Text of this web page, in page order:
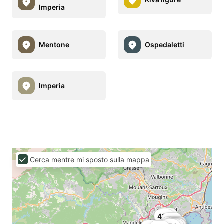
Imperia
Mentone Ospedaletti
Imperia
38€
40€
42€
Cerca mentre mi sposto sulla mappa